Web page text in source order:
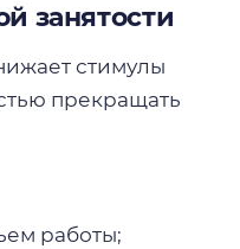
занятости
стимулы
прекращать
работы;